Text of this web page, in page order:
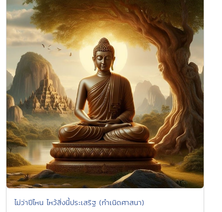
ไม่ว่าปีไหน ไหว้สิ่งนี้ประเสริฐ (กำเนิดศาสนา)